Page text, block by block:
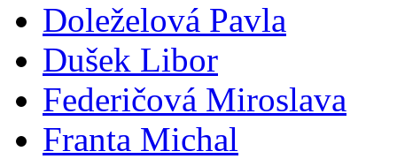
Doleželová Pavla
Dušek Libor
Federičová Miroslava
Franta Michal